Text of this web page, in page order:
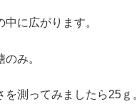
に広がります。
み。
測ってみましたら25ｇ。